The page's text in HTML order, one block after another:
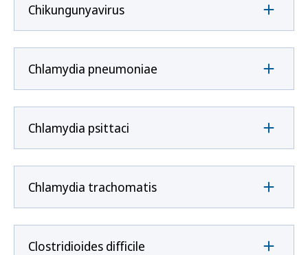
Chikungunyavirus
Chlamydia pneumoniae
Chlamydia psittaci
Chlamydia trachomatis
Clostridioides difficile